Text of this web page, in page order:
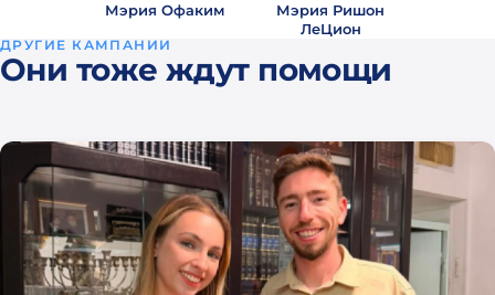
назад
все
Мэрия Офаким
Мэрия Ришон
ЛеЦион
ДРУГИЕ КАМПАНИИ
Они тоже ждут помощи